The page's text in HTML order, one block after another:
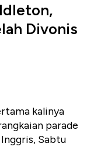
Divonis
kalinya
parade
Sabtu